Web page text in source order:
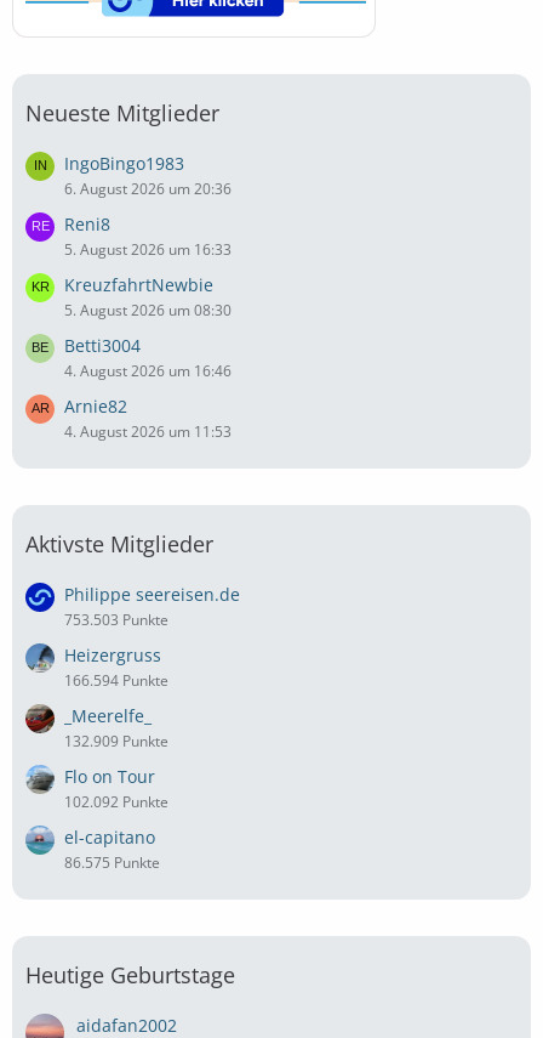
Neueste Mitglieder
IngoBingo1983
6. August 2026 um 20:36
Reni8
5. August 2026 um 16:33
KreuzfahrtNewbie
5. August 2026 um 08:30
Betti3004
4. August 2026 um 16:46
Arnie82
4. August 2026 um 11:53
Aktivste Mitglieder
Philippe seereisen.de
753.503 Punkte
Heizergruss
166.594 Punkte
_Meerelfe_
132.909 Punkte
Flo on Tour
102.092 Punkte
el-capitano
86.575 Punkte
Heutige Geburtstage
aidafan2002